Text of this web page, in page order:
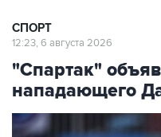
СПОРТ
12:23, 6 августа 2026
"Спартак"
нападающего